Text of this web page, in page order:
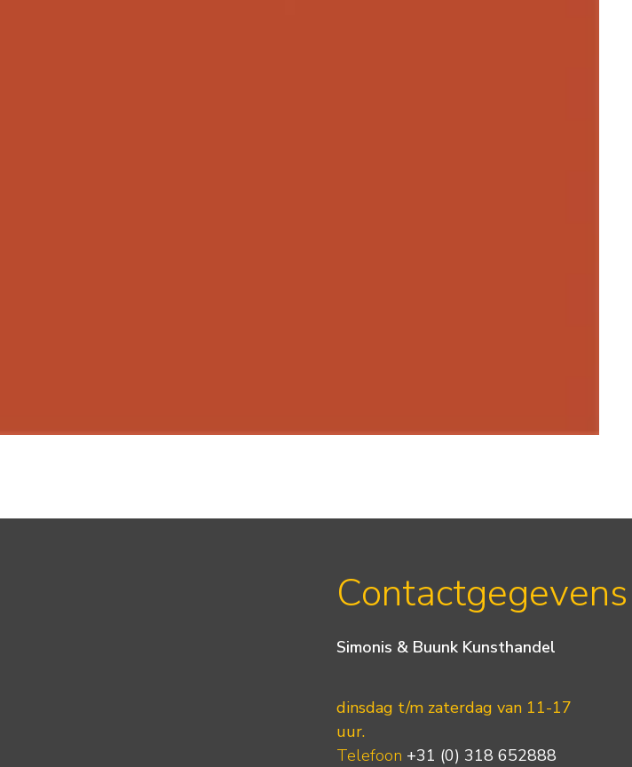
Contactgegevens
Simonis & Buunk Kunsthandel
dinsdag t/m zaterdag van 11-17
uur.
Telefoon +31 (0) 318 652888